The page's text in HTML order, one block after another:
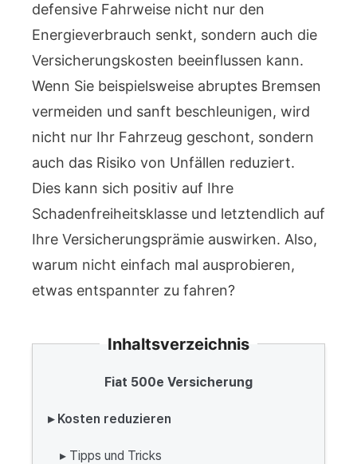
defensive Fahrweise nicht nur den
Energieverbrauch senkt, sondern auch die
Versicherungskosten beeinflussen kann.
Wenn Sie beispielsweise abruptes Bremsen
vermeiden und sanft beschleunigen, wird
nicht nur Ihr Fahrzeug geschont, sondern
auch das Risiko von Unfällen reduziert.
Dies kann sich positiv auf Ihre
Schadenfreiheitsklasse und letztendlich auf
Ihre Versicherungsprämie auswirken. Also,
warum nicht einfach mal ausprobieren,
etwas entspannter zu fahren?
Inhaltsverzeichnis
Fiat 500e Versicherung
▸ Kosten reduzieren
▸ Tipps und Tricks